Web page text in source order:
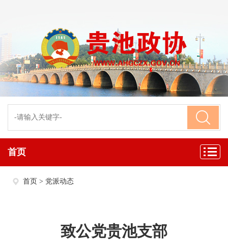
首页
首页 > 党派动态
致公党贵池支部